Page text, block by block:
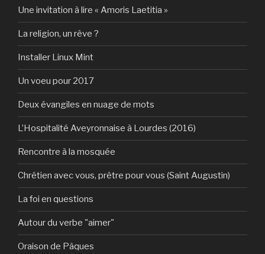
Une invitation à lire « Amoris Laetitia »
La religion, un rêve ?
Installer Linux Mint
Un voeu pour 2017
Deux évangiles en nuage de mots
L’Hospitalité Aveyronnaise à Lourdes (2016)
Rencontre à la mosquée
Chrétien avec vous, prêtre pour vous (Saint Augustin)
La foi en questions
Autour du verbe "aimer"
Oraison de Pâques